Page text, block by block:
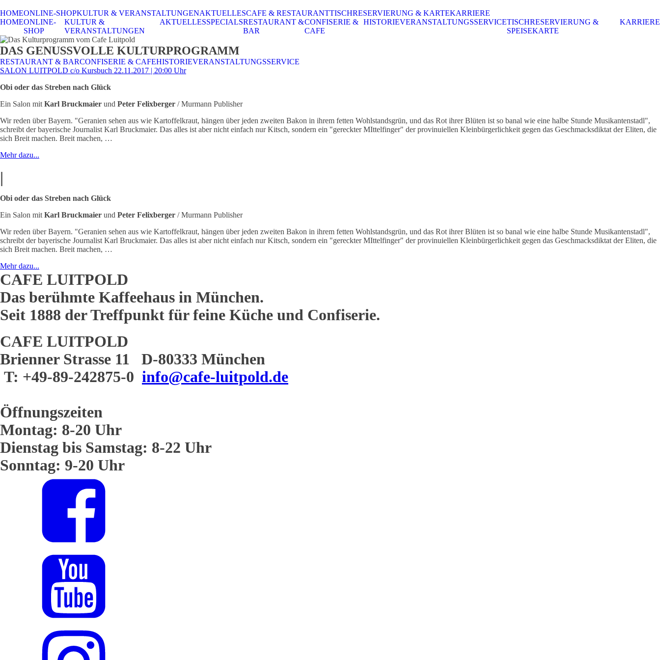
HOMEONLINE-SHOPKULTUR & VERANSTALTUNGENAKTUELLESCAFE & RESTAURANTTISCHRESERVIERUNG & KARTEKARRIERE
HOMEONLINE-
SHOP
KULTUR &
VERANSTALTUNGEN
AKTUELLESSPECIALSRESTAURANT &
BAR
CONFISERIE &
CAFE
HISTORIEVERANSTALTUNGSSERVICETISCHRESERVIERUNG &
SPEISEKARTE
KARRIERE
DAS GENUSSVOLLE KULTURPROGRAMM
RESTAURANT & BARCONFISERIE & CAFEHISTORIEVERANSTALTUNGSSERVICE
SALON LUITPOLD c/o Kursbuch 22.11.2017 | 20:00 Uhr
Obi oder das Streben nach Glück
Ein Salon mit Karl Bruckmaier und Peter Felixberger / Murmann Publisher
Wir reden über Bayern. "Geranien sehen aus wie Kartoffelkraut, hängen über jeden zweiten Bakon in ihrem fetten Wohlstandsgrün, und das Rot ihrer Blüten ist so banal wie eine halbe Stunde Musikantenstadl",
schreibt der bayerische Journalist Karl Bruckmaier. Das alles ist aber nicht einfach nur Kitsch, sondern ein "gereckter MIttelfinger" der provinuiellen Kleinbürgerlichkeit gegen das Geschmacksdiktat der Eliten, die
sich Breit machen. Breit machen, …
Mehr dazu...
|
Obi oder das Streben nach Glück
Ein Salon mit Karl Bruckmaier und Peter Felixberger / Murmann Publisher
Wir reden über Bayern. "Geranien sehen aus wie Kartoffelkraut, hängen über jeden zweiten Bakon in ihrem fetten Wohlstandsgrün, und das Rot ihrer Blüten ist so banal wie eine halbe Stunde Musikantenstadl",
schreibt der bayerische Journalist Karl Bruckmaier. Das alles ist aber nicht einfach nur Kitsch, sondern ein "gereckter MIttelfinger" der provinuiellen Kleinbürgerlichkeit gegen das Geschmacksdiktat der Eliten, die
sich Breit machen. Breit machen, …
Mehr dazu...
CAFE LUITPOLD
Das berühmte Kaffeehaus in München.
Seit 1888 der Treffpunkt für feine Küche und Confiserie.
CAFE LUITPOLD
Brienner Strasse 11 D-80333 München
T: +49-89-242875-0 info@cafe-luitpold.de
Öffnungszeiten
Montag: 8-20 Uhr
Dienstag bis Samstag: 8-22 Uhr
Sonntag: 9-20 Uhr